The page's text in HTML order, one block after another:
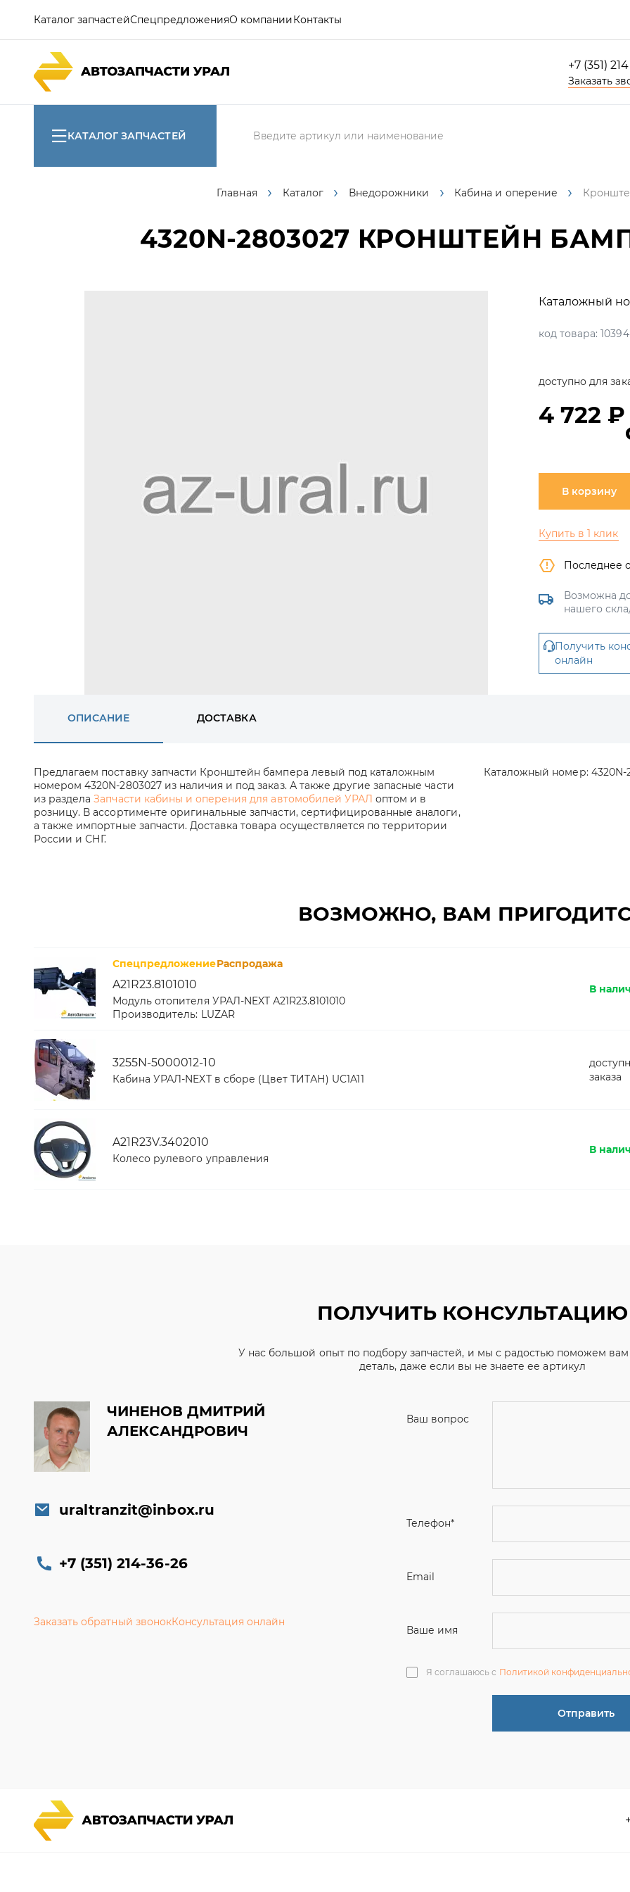
Каталог запчастейСпецпредложенияО компанииКонтакты
+7 (351)
Заказать
КАТАЛОГ ЗАПЧАСТЕЙ
Главная Каталог Внедорожники Кабина и оперение
4320N-2803027 КРОНШТЕЙН
Каталожный
код товара: 10394
доступно для
4 722 ₽
В корзину
Купить в 1 клик
Последнее
Возможна
нашего
Получить
онлайн
ОПИСАНИЕ ДОСТАВКА
Предлагаем поставку запчасти Кронштейн бампера левый под каталожным
номером 4320N-2803027 из наличия и под заказ. А также другие запасные части
из разделаЗапчасти кабины и оперения для автомобилей УРАЛ оптом и в
розницу. В ассортименте оригинальные запчасти, сертифицированные аналоги,
а также импортные запчасти. Доставка товара осуществляется по территории
России и СНГ.
Каталожный номер: 4320N-
ВОЗМОЖНО, ВАМ
СпецпредложениеРаспродажа
A21R23.8101010
Модуль отопителя УРАЛ-NEXT А21R23.8101010
Производитель: LUZAR
В
3255N-5000012-10
Кабина УРАЛ-NEXT в сборе (Цвет ТИТАН) UC1A11
заказа
A21R23V.3402010
Колесо рулевого управления
В
ПОЛУЧИТЬ КОНСУЛЬТАЦИЮ
У нас большой опыт по подбору запчастей, и мы с радостью поможем
деталь, даже если вы не знаете ее артикул
ЧИНЕНОВ ДМИТРИЙ
АЛЕКСАНДРОВИЧ
uraltranzit@inbox.ru
+7 (351) 214-36-26
Заказать обратный звонокКонсультация онлайн
Ваш вопрос
Я соглашаюсь с
Отправить
Каталог запчастей